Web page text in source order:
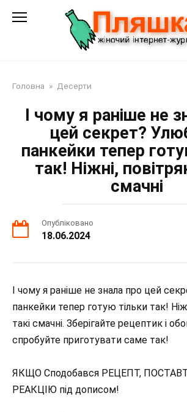
Головна » Десерти
І чому я раніше не
цей секрет?
панкейки тепер
так! Ніжні,
смачні
Опубліковано
18.06.2024
І чому я раніше не знала про цей
панкейки тепер готую тільки так!
такі смачні. Зберігайте рецептик і
спробуйте приготувати саме так!
ЯКЩО Сподобався РЕЦЕПТ,
РЕАКЦІЮ під дописом!